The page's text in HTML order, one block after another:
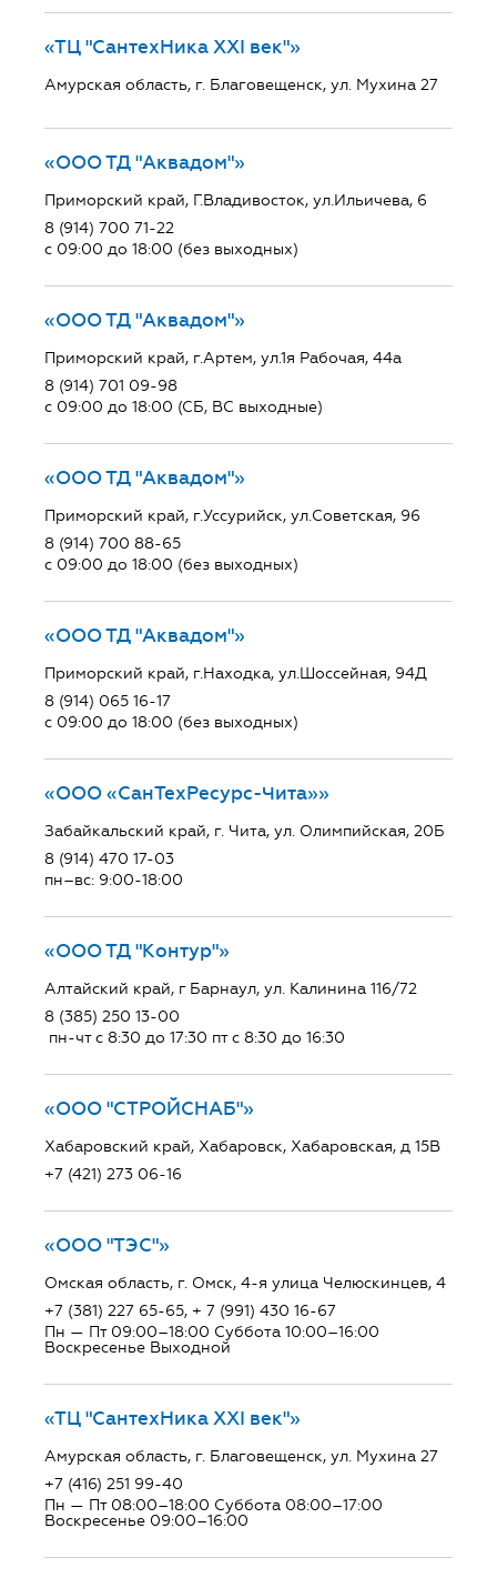
«ТЦ "СантехНика ХХI век"»
Амурская область, г. Благовещенск, ул. Мухина 27
«ООО ТД "Аквадом"»
Приморский край, Г.Владивосток, ул.Ильичева, 6
8 (914) 700 71-22
с 09:00 до 18:00 (без выходных)
«ООО ТД "Аквадом"»
Приморский край, г.Артем, ул.1я Рабочая, 44а
8 (914) 701 09-98
с 09:00 до 18:00 (СБ, ВС выходные)
«ООО ТД "Аквадом"»
Приморский край, г.Уссурийск, ул.Советская, 96
8 (914) 700 88-65
с 09:00 до 18:00 (без выходных)
«ООО ТД "Аквадом"»
Приморский край, г.Находка, ул.Шоссейная, 94Д
8 (914) 065 16-17
с 09:00 до 18:00 (без выходных)
«ООО «СанТехРесурс-Чита»»
Забайкальский край, г. Чита, ул. Олимпийская, 20Б
8 (914) 470 17-03
пн–вс: 9:00-18:00
«ООО ТД "Контур"»
Алтайский край, г Барнаул, ул. Калинина 116/72
8 (385) 250 13-00
пн-чт с 8:30 до 17:30 пт с 8:30 до 16:30
«ООО "СТРОЙСНАБ"»
Хабаровский край, Хабаровск, Хабаровская, д 15В
+7 (421) 273 06-16
«ООО "ТЭС"»
Омская область, г. Омск, 4-я улица Челюскинцев, 4
+7 (381) 227 65-65, + 7 (991) 430 16-67
Пн — Пт 09:00–18:00 Суббота 10:00–16:00
Воскресенье Выходной
«ТЦ "СантехНика ХХI век"»
Амурская область, г. Благовещенск, ул. Мухина 27
+7 (416) 251 99-40
Пн — Пт 08:00–18:00 Суббота 08:00–17:00
Воскресенье 09:00–16:00